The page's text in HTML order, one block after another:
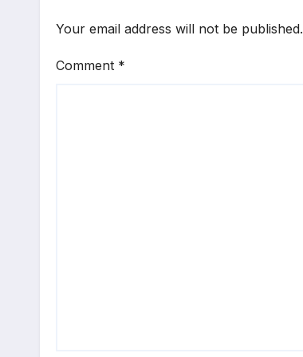
Your email address will not be published.
Comment *